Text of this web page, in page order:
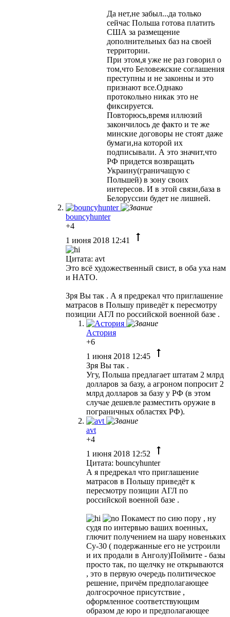
Да нет,не забыл...да только
сейчас Польша готова платить
США за размещение
дополнительных баз на своей
территории.
При этом,я уже не раз говорил о
том,что Беловежские соглашения
преступны и не законны и это
признают все.Однако
протокольно никак это не
фиксируется.
Повторюсь,время иллюзий
закончилось де факто и те же
минские договоры не стоят даже
бумаги,на которой их
подписывали. А это значит,что
РФ придется возвращать
Украину(граничащую с
Польшей) в зону своих
интересов. И в этой связи,база в
Белоруссии будет не лишней.
bouncyhunter
+4
1 июня 2018 12:41
Цитата: avt
Это всё художественный свист, в оба уха нам
и НАТО.
Зря Вы так . А я предрекал что приглашение
матрасов в Польшу приведёт к пересмотру
позиции АГЛ по российской военной базе .
Астория
+6
1 июня 2018 12:45
Зря Вы так .
Угу, Польша предлагает штатам 2 млрд
долларов за базу, а агроном попросит 2
млрд долларов за базу у РФ (в этом
случае дешевле разместить оружие в
пограничных областях РФ).
avt
+4
1 июня 2018 12:52
Цитата: bouncyhunter
А я предрекал что приглашение
матрасов в Польшу приведёт к
пересмотру позиции АГЛ по
российской военной базе .
Покамест по сию пору , ну
судя по интервью ваших военных,
глючит получением на шару новеньких
Су-30 ( подержанные его не устроили
и их продали в Анголу)Поймите - базы
просто так, по щелчку не открываются
, это в первую очередь политическое
решение, причём предполагающее
долгосрочное присутствие ,
оформленное соответствующим
образом де юро и предполагающее